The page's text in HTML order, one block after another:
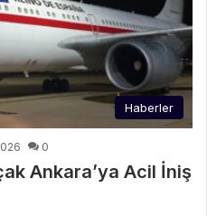
Haberler
0
Ankara’ya Acil İniş